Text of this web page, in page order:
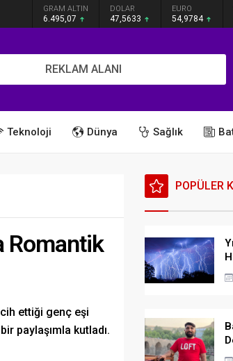
GRAM ALTIN
6.495,07
DOLAR
47,5633
EURO
54,9784
REKLAM ALANI
Teknoloji Dünya Sağlık
Romantik
ettiği genç eşi
paylaşımla kutladı.
POPÜLER